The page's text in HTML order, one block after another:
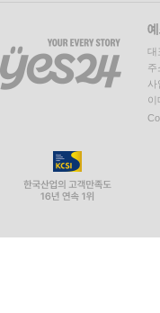
대
주
사
이